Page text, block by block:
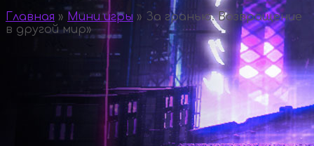
Главная » Мини игры » За гранью. Возвращение
в другой мир»